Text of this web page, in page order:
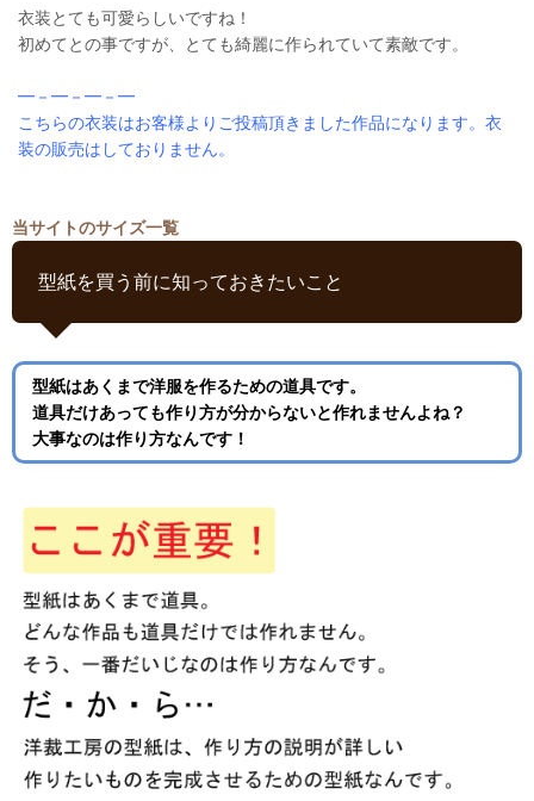
衣装とても可愛らしいですね！
初めてとの事ですが、とても綺麗に作られていて素敵です。
━－━－━－━
こちらの衣装はお客様よりご投稿頂きました作品になります。衣
装の販売はしておりません。
当サイトのサイズ一覧
型紙を買う前に知っておきたいこと
型紙はあくまで洋服を作るための道具です。
道具だけあっても作り方が分からないと作れませんよね？
大事なのは作り方なんです！